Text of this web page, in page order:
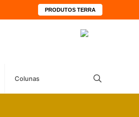
PRODUTOS TERRA
Colunas